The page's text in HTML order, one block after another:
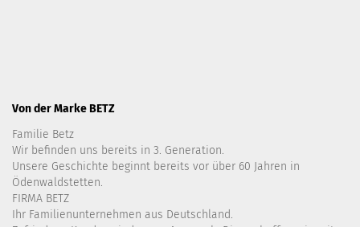
Von der Marke BETZ
Familie Betz
Wir befinden uns bereits in 3. Generation.
Unsere Geschichte beginnt bereits vor über 60 Jahren in
Ödenwaldstetten.
FIRMA BETZ
Ihr Familienunternehmen aus Deutschland.